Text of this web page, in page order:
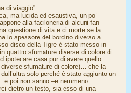
di viaggio”:
ma lucida ed esaustiva, un po’
alla faciloneria di alcuni fan
questione di vita e di morte se la
lo spessore del bordino diverso a
disco della Tigre è stato messo in
quattro sfumature diverse di colore di
ipotecare casa pur di avere quello
sfumature di colore)… che la
solo perché è stato aggiunto un
poi non sanno –e nemmeno
dietro un testo, sia esso di una